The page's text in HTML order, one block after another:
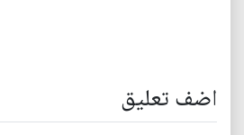
اضف تعليق